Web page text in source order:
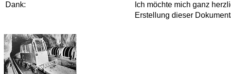
Dank:
Ich möchte mich ganz
Erstellung dieser